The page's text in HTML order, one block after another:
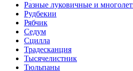
Разные луковичные и
Рудбекии
Рябчик
Седум
Сцилла
Традесканция
Тысячелистник
Тюльпаны